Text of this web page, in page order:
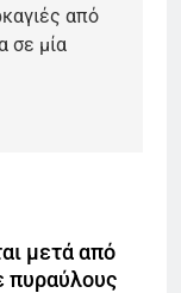
από
σε μία
μετά από
πυραύλους